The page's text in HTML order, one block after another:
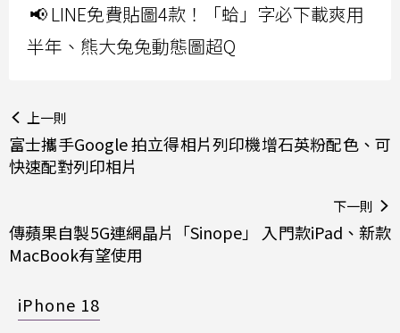
📢 LINE免費貼圖4款！「蛤」字必下載爽用
半年、熊大兔兔動態圖超Q
上一則
富士攜手Google 拍立得相片列印機增石英粉配色、可
快速配對列印相片
下一則
傳蘋果自製5G連網晶片「Sinope」 入門款iPad、新款
MacBook有望使用
iPhone 18